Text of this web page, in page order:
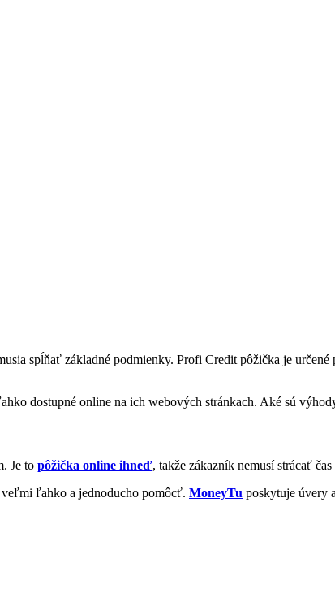
spĺňať základné podmienky. Profi Credit pôžička je určené
dostupné online na ich webových stránkach. Aké sú
Je to pôžička online ihneď, takže zákazník nemusí strácať
ľahko a jednoducho pomôcť. MoneyTu poskytuje úvery